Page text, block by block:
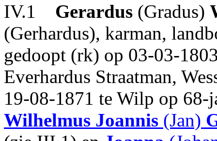
IV.1 Gerardus (Gradus)
(Gerhardus), karman,
gedoopt (rk) op 03-03-
Everhardus Straatman,
19-08-1871 te Wilp op
Wilhelmus Joannis (Jan)